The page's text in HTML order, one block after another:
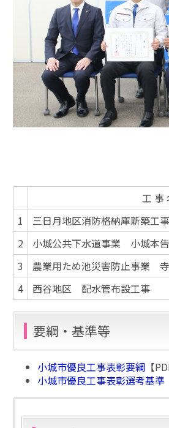
工 事
1
三日月地区消防格納庫新築工事
2
小城公共下水道事業 小城本
3
農業用ため池災害防止事業
4
西谷地区 配水管布設工事
要綱・基準等
小城市優良工事表彰要綱 【
小城市優良工事表彰選考基準